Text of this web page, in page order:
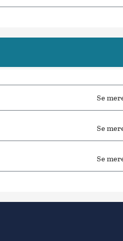
Se
Se
Se